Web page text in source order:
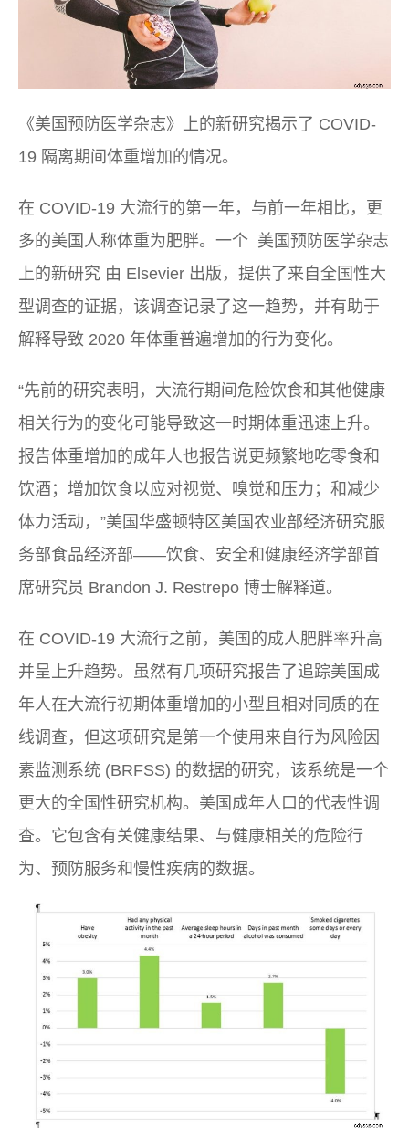
《美国预防医学杂志》上的新研究揭示了 COVID-
19 隔离期间体重增加的情况。
在 COVID-19 大流行的第一年，与前一年相比，更
多的美国人称体重为肥胖。一个 美国预防医学杂志
上的新研究 由 Elsevier 出版，提供了来自全国性大
型调查的证据，该调查记录了这一趋势，并有助于
解释导致 2020 年体重普遍增加的行为变化。
“先前的研究表明，大流行期间危险饮食和其他健康
相关行为的变化可能导致这一时期体重迅速上升。
报告体重增加的成年人也报告说更频繁地吃零食和
饮酒；增加饮食以应对视觉、嗅觉和压力；和减少
体力活动，”美国华盛顿特区美国农业部经济研究服
务部食品经济部——饮食、安全和健康经济学部首
席研究员 Brandon J. Restrepo 博士解释道。
在 COVID-19 大流行之前，美国的成人肥胖率升高
并呈上升趋势。虽然有几项研究报告了追踪美国成
年人在大流行初期体重增加的小型且相对同质的在
线调查，但这项研究是第一个使用来自行为风险因
素监测系统 (BRFSS) 的数据的研究，该系统是一个
更大的全国性研究机构。美国成年人口的代表性调
查。它包含有关健康结果、与健康相关的危险行
为、预防服务和慢性疾病的数据。